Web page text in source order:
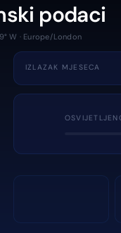
podaci
W · Europe/London
IZLAZAK MJESECA